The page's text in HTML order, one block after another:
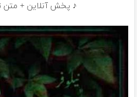
♪ پخش آنلاین + متن